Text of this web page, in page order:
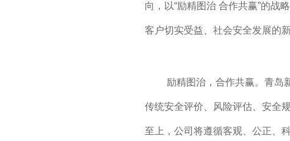
向，以“励精图治 合作共赢”的战
客户切实受益、社会安全发展的新
励精图治，合作共赢。青岛
传统安全评价、风险评估、安全
至上，公司将遵循客观、公正、